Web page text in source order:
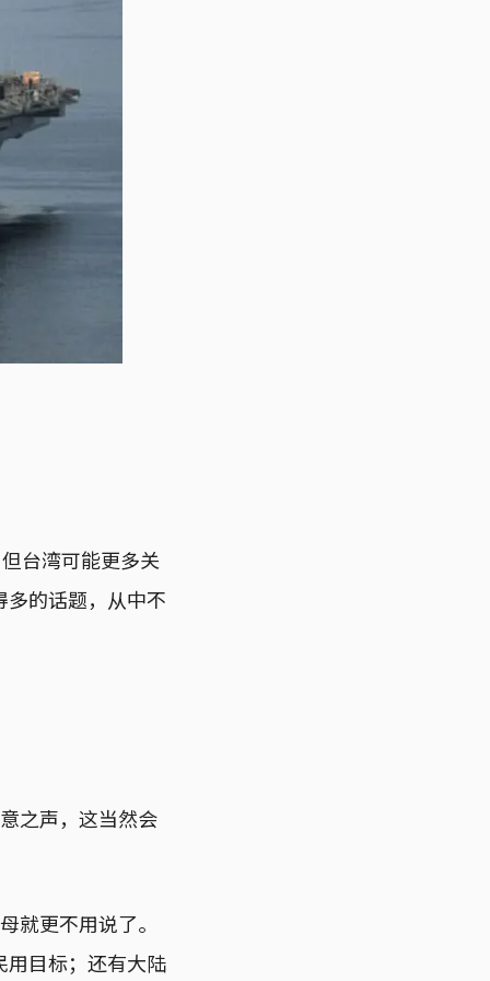
台湾可能更多关
的话题，从中不
之声，这当然会
更不用说了。
用目标；还有大陆